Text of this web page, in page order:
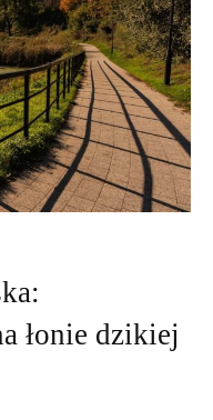
łonie dzikiej